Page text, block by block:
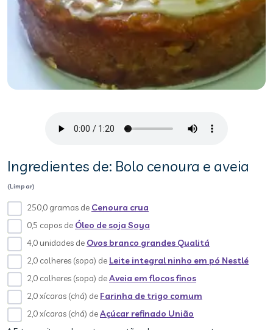
Ingredientes de: Bolo cenoura e aveia
(Limpar)
250,0 gramas de Cenoura crua
0,5 copos de Óleo de soja Soya
4,0 unidades de Ovos branco grandes Qualitá
2,0 colheres (sopa) de Leite integral ninho em pó Nestlé
2,0 colheres (sopa) deAveia em flocos finos
2,0 xícaras (chá) de Farinha de trigo comum
2,0 xícaras (chá) deAçúcar refinado União